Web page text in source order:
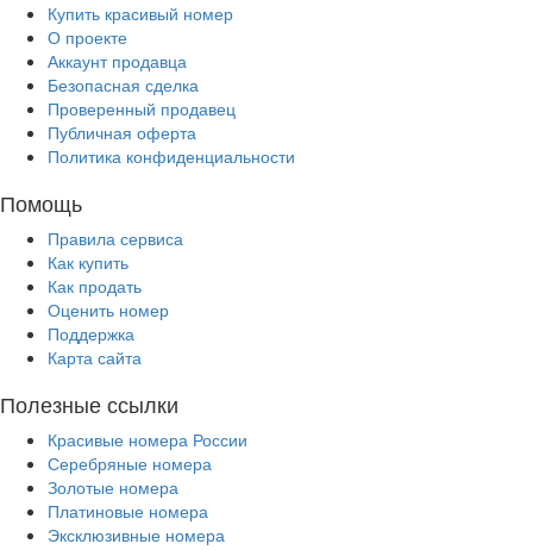
Купить красивый номер
О проекте
Аккаунт продавца
Безопасная сделка
Проверенный продавец
Публичная оферта
Политика конфиденциальности
Помощь
Правила сервиса
Как купить
Как продать
Оценить номер
Поддержка
Карта сайта
Полезные ссылки
Красивые номера России
Серебряные номера
Золотые номера
Платиновые номера
Эксклюзивные номера